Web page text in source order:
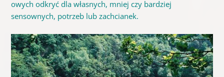
owych odkryć dla własnych, mniej czy bardziej
sensownych, potrzeb lub zachcianek.